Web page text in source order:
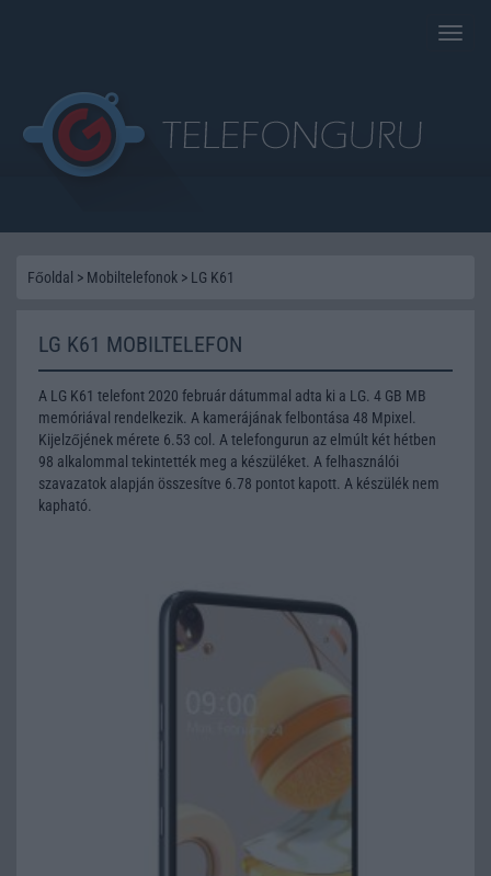
Toggle
Főoldal > Mobiltelefonok > LG K61
LG K61 MOBILTELEFON
A LG K61 telefont 2020 február dátummal adta ki a LG. 4 GB MB
memóriával rendelkezik. A kamerájának felbontása 48 Mpixel.
Kijelzőjének mérete 6.53 col. A telefongurun az elmúlt két hétben
98 alkalommal tekintették meg a készüléket. A felhasználói
szavazatok alapján összesítve 6.78 pontot kapott. A készülék nem
kapható.